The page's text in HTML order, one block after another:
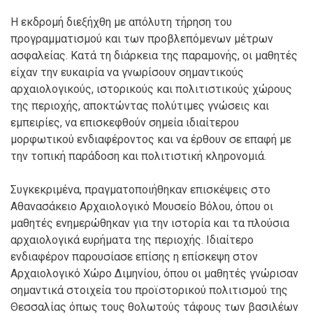
Η εκδρομή διεξήχθη με απόλυτη τήρηση του
προγραμματισμού και των προβλεπόμενων μέτρων
ασφαλείας. Κατά τη διάρκεια της παραμονής, οι μαθητές
είχαν την ευκαιρία να γνωρίσουν σημαντικούς
αρχαιολογικούς, ιστορικούς και πολιτιστικούς χώρους
της περιοχής, αποκτώντας πολύτιμες γνώσεις και
εμπειρίες, να επισκεφθούν σημεία ιδιαίτερου
μορφωτικού ενδιαφέροντος και να έρθουν σε επαφή με
την τοπική παράδοση και πολιτιστική κληρονομιά.
Συγκεκριμένα, πραγματοποιήθηκαν επισκέψεις στο
Αθανασάκειο Αρχαιολογικό Μουσείο Βόλου, όπου οι
μαθητές ενημερώθηκαν για την ιστορία και τα πλούσια
αρχαιολογικά ευρήματα της περιοχής. Ιδιαίτερο
ενδιαφέρον παρουσίασε επίσης η επίσκεψη στον
Αρχαιολογικό Χώρο Διμηνίου, όπου οι μαθητές γνώρισαν
σημαντικά στοιχεία του προϊστορικού πολιτισμού της
Θεσσαλίας όπως τους θολωτούς τάφους των βασιλέων